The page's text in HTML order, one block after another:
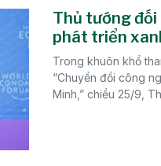
Thủ tướng đối
phát triển
Trong khuôn khổ
“Chuyển đổi công
Minh,” chiều 25/9,